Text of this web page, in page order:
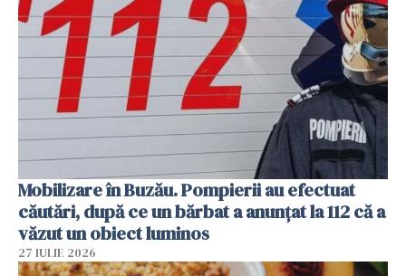
Mobilizare în Buzău. Pompierii au efectuat
căutări, după ce un bărbat a anunțat la 112 că a
văzut un obiect luminos
27 IULIE 2026